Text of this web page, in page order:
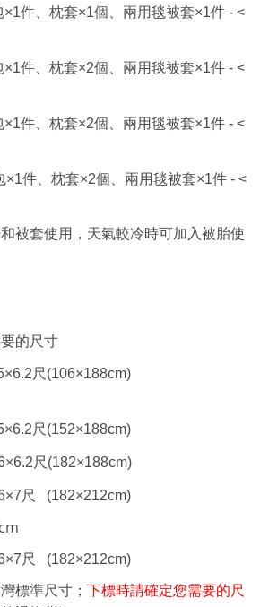
×1件、 枕套×1個、兩用毯被套×1件 - <
×1件、 枕套×2個、兩用毯被套×1件 - <
×1件、 枕套×2個、兩用毯被套×1件 - <
×1件、 枕套×2個、兩用毯被套×1件 - <
被套使用，天氣較冷時可加入被胎使
的尺寸
尺 (106×188cm)
尺 (152×188cm)
×6.2尺 (182×188cm)
×7尺 (182×212cm)
×7尺 (182×212cm)
標準尺寸； 下標時請確定您需要的尺